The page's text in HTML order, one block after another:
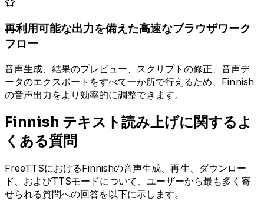
再利用可能な出力を備えた高速なブラウザワーク
フロー
音声生成、結果のプレビュー、スクリプトの修正、音声デ
ータのエクスポートをすべて一か所で行えるため、Finnish
の音声出力をより効率的に調整できます。
Finnish テキスト読み上げに関するよ
くある質問
FreeTTSにおけるFinnishの音声生成、再生、ダウンロー
ド、およびTTSモードについて、ユーザーから最も多く寄
せられる質問への回答を以下に示します。